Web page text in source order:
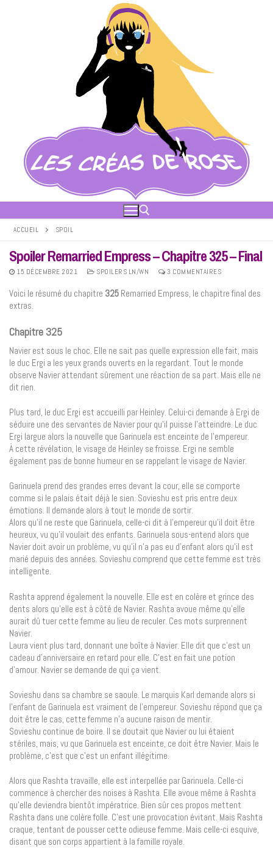
Rechercher :
ACCUEIL SPOIL
Spoiler Remarried Empress – Chapitre 325 – Final
15 DÉCEMBRE 2021 SPOILERS LN/WN 3 COMMENTAIRES
Voici le résumé du chapitre 325 Remarried Empress, le chapitre final des
extras.
Chapitre 325
Navier est sous le choc. Elle ne sait pas quelle expression elle fait, mais
le duc Ergi a les yeux grands ouverts en la regardant. Tout le monde
observe Navier attendant sûrement une réaction de sa part. Mais elle ne
dit rien.
Plus tard, le duc Ergi est accueilli par Heinley. Celui-ci demande à Ergi de
séduire une des servantes de Navier pour qu’il puisse l’atteindre. Le duc
Ergi largue alors la nouvelle que Garinuela est enceinte de l’empereur.
À cette révélation, le visage de Heinley se froisse. Ergi ne semble
également pas de bonne humeur en se rappelant le visage de Navier.
Garinuela prend des grandes erres devant la cour, elle se comporte
comme si le palais était déjà le sien. Sovieshu est pris entre deux
émotions. Il demande alors à tout le monde de sortir.
Alors qu’il ne reste que Garinuela, celle-ci dit à l’empereur qu’il doit être
heureux, vu qu’il voulait des enfants. Garinuela sous-entend alors que
Navier doit avoir un problème, vu qu’il n’a pas eu d’enfant alors qu’il est
marié depuis des années. Sovieshu comprend que cette femme est très
intelligente.
Rashta apprend également la nouvelle. Elle est en colère et grince des
dents alors qu’elle est à côté de Navier. Rashta avoue même qu’elle
aurait dû tuer cette femme au lieu de reculer. Ces mots surprennent
Navier.
Laura vient plus tard, donnant une boîte à Navier. Elle dit que c’est un
cadeau d’anniversaire en retard pour elle. C’est en fait une potion
d’amour. Navier se demande de qui ça vient.
Sovieshu dans sa chambre se saoule. Le marquis Karl demande alors si
l’enfant de Garinuela est vraiment de l’empereur. Sovieshu répond que ça
doit être le cas, cette femme n’a aucune raison de mentir.
Sovieshu continue de boire. Il se doutait que Navier ou lui étaient
stériles, mais, vu que Garinuela est enceinte, ce doit être Navier. Mais le
problème, c’est que c’est un enfant illégitime.
Alors que Rashta travaille, elle est interpellée par Garinuela. Celle-ci
commence à chercher des noises à Rashta. Elle avoue même à Rashta
qu’elle deviendra bientôt impératrice. Bien sûr ces propos mettent
Rashta dans une colère folle. C’est une provocation évitant. Mais Rashta
craque, tentant de pousser cette odieuse femme. Mais celle-ci esquive,
disant que son corps appartient à la famille royale.